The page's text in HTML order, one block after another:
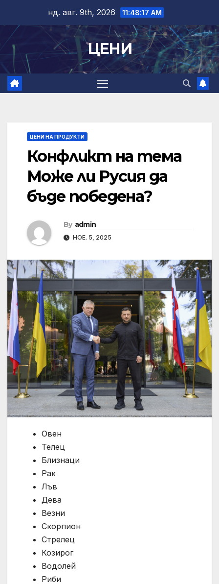
content
нд. авг. 9th, 2026 11:48:17 AM
ЦЕНИ
ЦЕНИ НА ПРОДУКТИ
Конфликт на тема
Може ли Русия да
бъде победена?
By admin
НОЕ. 5, 2025
Овен
Телец
Близнаци
Рак
Лъв
Дева
Везни
Скорпион
Стрелец
Козирог
Водолей
Риби